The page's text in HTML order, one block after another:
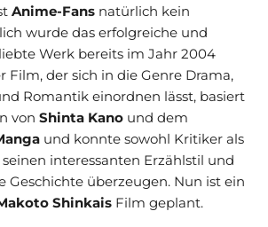
Anime-Fans natürlich kein
wurde das erfolgreiche und
Werk bereits im Jahr 2004
Film, der sich in die Genre Drama,
Romantik einordnen lässt, basiert
von Shinta Kano und dem
und konnte sowohl Kritiker als
interessanten Erzählstil und
Geschichte überzeugen. Nun ist ein
Shinkais Film geplant.